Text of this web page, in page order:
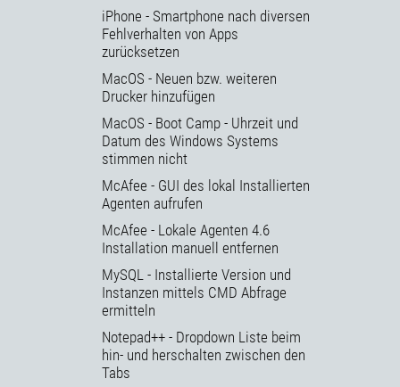
iPhone - Smartphone nach diversen
Fehlverhalten von Apps
zurücksetzen
MacOS - Neuen bzw. weiteren
Drucker hinzufügen
MacOS - Boot Camp - Uhrzeit und
Datum des Windows Systems
stimmen nicht
McAfee - GUI des lokal Installierten
Agenten aufrufen
McAfee - Lokale Agenten 4.6
Installation manuell entfernen
MySQL - Installierte Version und
Instanzen mittels CMD Abfrage
ermitteln
Notepad++ - Dropdown Liste beim
hin- und herschalten zwischen den
Tabs